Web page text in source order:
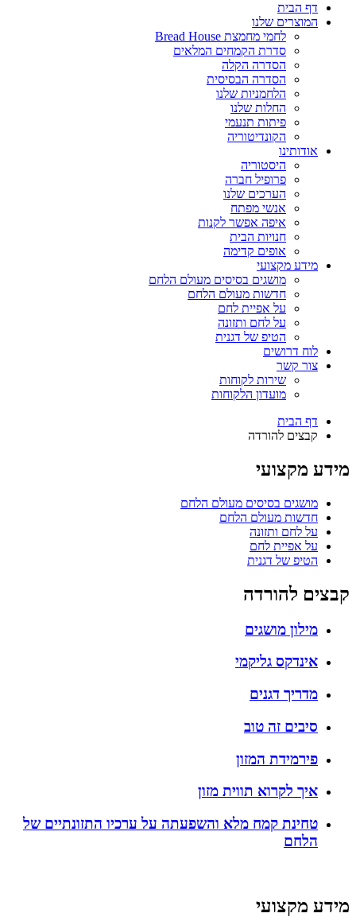
דף הבית
המוצרים שלנו
לחמי מחמצת Bread House
סדרת הקמחים המלאים
הסדרה הקלה
הסדרה הבסיסית
הלחמניות שלנו
החלות שלנו
פיתות תנעמי
הקונדיטוריה
אודותינו
היסטוריה
פרופיל חברה
הערכים שלנו
אנשי מפתח
איפה אפשר לקנות
חנויות הבית
אופים קדימה
מידע מקצועי
מושגים בסיסים מעולם הלחם
חדשות מעולם הלחם
על אפיית לחם
על לחם ותזונה
הטיפ של דגנית
לוח דרושים
צור קשר
שירות לקוחות
מועדון הלקוחות
דף הבית
קבצים להורדה
מידע מקצועי
מושגים בסיסים מעולם הלחם
חדשות מעולם הלחם
על לחם ותזונה
על אפיית לחם
הטיפ של דגנית
קבצים להורדה
מילון מושגים
אינדקס גליקמי
מדריך דגנים
סיבים זה טוב
פירמידת המזון
איך לקרוא תווית מזון
טחינת קמח מלא והשפעתה על ערכיו התזונתיים של
הלחם
מידע מקצועי